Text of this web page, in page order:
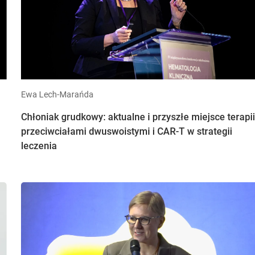
Ewa Lech-Marańda
Chłoniak grudkowy: aktualne i przyszłe miejsce terapii
przeciwciałami dwuswoistymi i CAR-T w strategii
leczenia